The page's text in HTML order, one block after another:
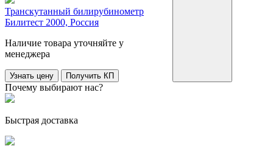
Транскутанный билирубинометр
Билитест 2000, Россия
Наличие товара уточняйте у
менеджера
Узнать цену Получить КП
Почему выбирают нас?
Быстрая доставка